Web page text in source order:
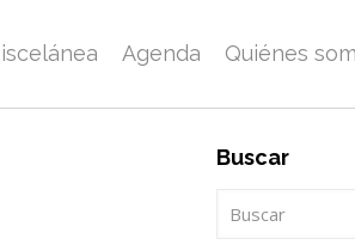
Agenda Quiénes
Buscar